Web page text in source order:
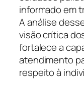
informado em
A análise
visão crítica
fortalece a
atendimento
respeito à